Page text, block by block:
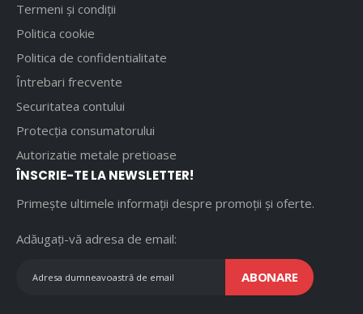
Termeni și condiții
Politica cookie
Politica de confidentialitate
Întrebari frecvente
Securitatea contului
Protecția consumatorului
Autorizatie metale pretioase
ÎNSCRIE-TE LA NEWSLETTER!
Primește ultimele informații despre promoții și oferte.
Adăugați-vă adresa de email:
ABONARE